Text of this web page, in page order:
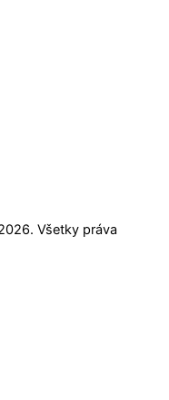
Všetky práva